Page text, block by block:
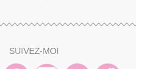
SUIVEZ-MOI